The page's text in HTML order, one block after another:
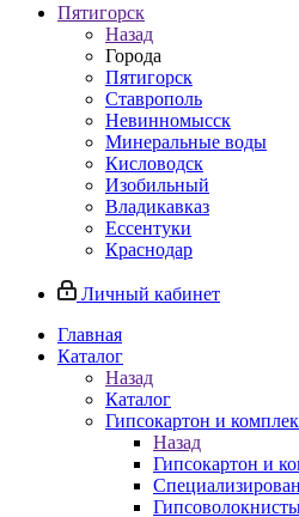
Пятигорск
Назад
Города
Пятигорск
Ставрополь
Невинномысск
Минеральные воды
Кисловодск
Изобильный
Владикавказ
Ессентуки
Краснодар
Личный кабинет
Главная
Каталог
Назад
Каталог
Гипсокартон и
Назад
Гипсокартон и